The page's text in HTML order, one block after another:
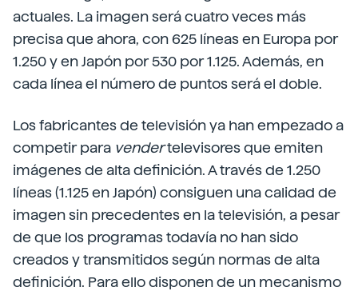
actuales. La imagen será cuatro veces más
precisa que ahora, con 625 líneas en Europa por
1.250 y en Japón por 530 por 1.125. Además, en
cada línea el número de puntos será el doble.
Los fabricantes de televisión ya han empezado a
competir para vendertelevisores que emiten
imágenes de alta definición. A través de 1.250
líneas (1.125 en Japón) consiguen una calidad de
imagen sin precedentes en la televisión, a pesar
de que los programas todavía no han sido
creados y transmitidos según normas de alta
definición. Para ello disponen de un mecanismo